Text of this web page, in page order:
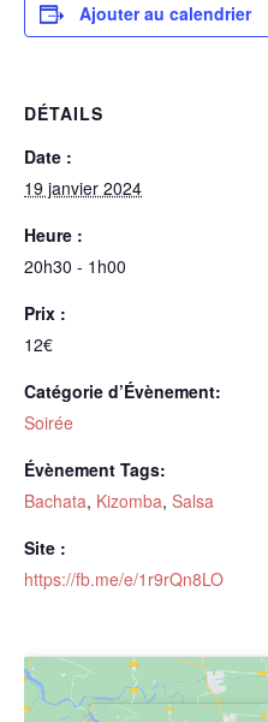
Ajouter au calendrier
DÉTAILS
Date :
19 janvier 2024
Heure :
20h30 - 1h00
Prix :
12€
Catégorie d’Évènement:
Soirée
Évènement Tags:
Bachata, Kizomba, Salsa
Site :
https://fb.me/e/1r9rQn8LO